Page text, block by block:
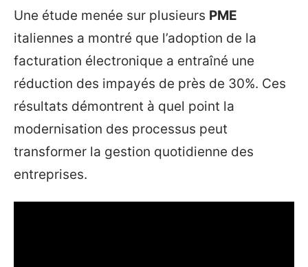
Une étude menée sur plusieurs PME
italiennes a montré que l’adoption de la
facturation électronique a entraîné une
réduction des impayés de près de 30%. Ces
résultats démontrent à quel point la
modernisation des processus peut
transformer la gestion quotidienne des
entreprises.